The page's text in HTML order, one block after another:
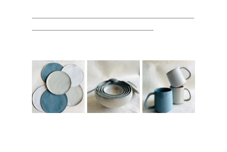
────────────────────
───────────────